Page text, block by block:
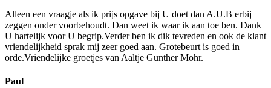
Alleen een vraagje als ik prijs opgave bij U doet dan A.U.B erbij
zeggen onder voorbehoudt. Dan weet ik waar ik aan toe ben. Dank
U hartelijk voor U begrip.Verder ben ik dik tevreden en ook de klant
vriendelijkheid sprak mij zeer goed aan. Grotebeurt is goed in
orde.Vriendelijke groetjes van Aaltje Gunther Mohr.
Paul